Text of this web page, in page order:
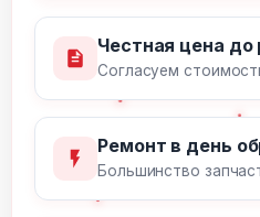
Честная цена до
Согласуем
Ремонт в день
Большинство